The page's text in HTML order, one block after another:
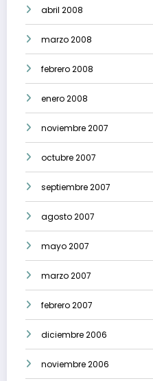
abril 2008
marzo 2008
febrero 2008
enero 2008
noviembre 2007
octubre 2007
septiembre 2007
agosto 2007
mayo 2007
marzo 2007
febrero 2007
diciembre 2006
noviembre 2006